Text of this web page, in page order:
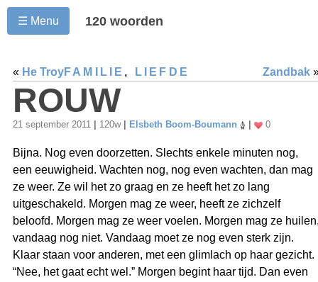
☰ Menu 120 woorden
« He Troy Zandbak
FAMILIE , LIEFDE
ROUW
21 september 2011 120w Elsbeth Boom-Boumann 0
Bijna. Nog even doorzetten. Slechts enkele minuten nog,
een eeuwigheid. Wachten nog, nog even wachten, dan mag
ze weer. Ze wil het zo graag en ze heeft het zo lang
uitgeschakeld. Morgen mag ze weer, heeft ze zichzelf
beloofd. Morgen mag ze weer voelen. Morgen mag ze
vandaag nog niet. Vandaag moet ze nog even sterk zijn.
Klaar staan voor anderen, met een glimlach op haar gezicht.
“Nee, het gaat echt wel.” Morgen begint haar tijd. Dan even